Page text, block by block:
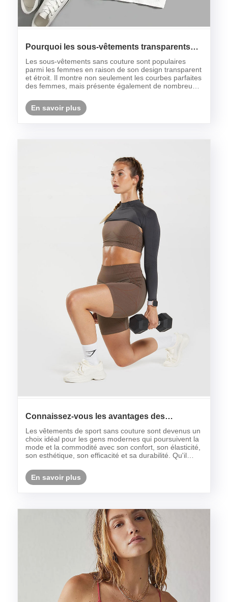
Pourquoi les sous-vêtements transparents
sont-ils si populaires parmi les femmes?
Les sous-vêtements sans couture sont populaires
parmi les femmes en raison de son design transparent
et étroit. Il montre non seulement les courbes parfaites
des femmes, mais présente également de nombreux
En savoir plus
Connaissez-vous les avantages des
vêtements de sport transparents?
Les vêtements de sport sans couture sont devenus un
choix idéal pour les gens modernes qui poursuivent la
mode et la commodité avec son confort, son élasticité,
son esthétique, son efficacité et sa durabilité. Qu'il
forme physique, les vêtement......
En savoir plus